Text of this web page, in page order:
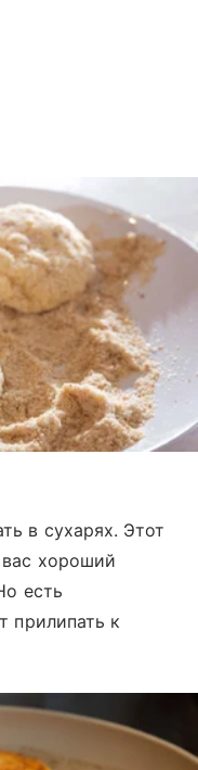
в сухарях. Этот
хороший
есть
прилипать к